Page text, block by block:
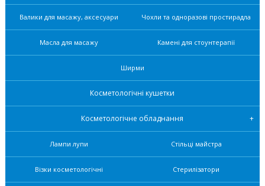
Валики для масажу, аксесуари Чохли та одноразові простирадла
Масла для масажу Камені для стоунтерапії
Ширми
Косметологічні кушетки
Косметологічне обладнання
Лампи лупи Стільці майстра
Візки косметологічні Стерилізатори